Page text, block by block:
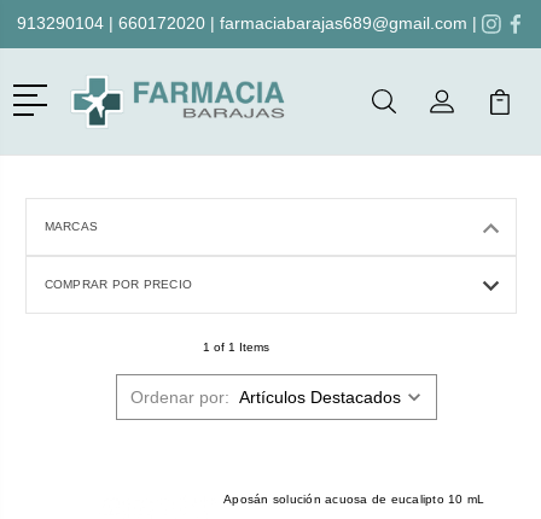
913290104| 660172020| farmaciabarajas689@gmail.com |
Menú
BuscarMi Cuenta
Mi
MARCAS
COMPRAR POR PRECIO
1 of 1 Items
Ordenar por:
Aposán solución acuosa de eucalipto 10 mL